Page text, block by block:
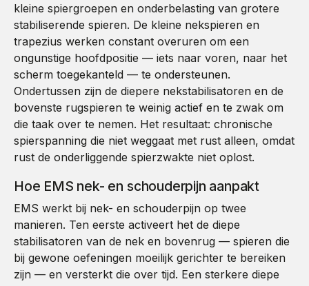
kleine spiergroepen en onderbelasting van grotere
stabiliserende spieren. De kleine nekspieren en
trapezius werken constant overuren om een
ongunstige hoofdpositie — iets naar voren, naar het
scherm toegekanteld — te ondersteunen.
Ondertussen zijn de diepere nekstabilisatoren en de
bovenste rugspieren te weinig actief en te zwak om
die taak over te nemen. Het resultaat: chronische
spierspanning die niet weggaat met rust alleen, omdat
rust de onderliggende spierzwakte niet oplost.
Hoe EMS nek- en schouderpijn aanpakt
EMS werkt bij nek- en schouderpijn op twee
manieren. Ten eerste activeert het de diepe
stabilisatoren van de nek en bovenrug — spieren die
bij gewone oefeningen moeilijk gerichter te bereiken
zijn — en versterkt die over tijd. Een sterkere diepe